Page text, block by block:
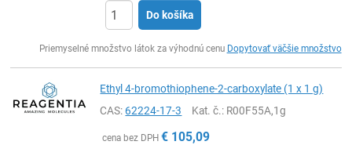
Do košíka
Priemyselné množstvo látok za výhodnú cenu Dopytovať väčšie množstvo
Ethyl 4-bromothiophene-2-carboxylate (1 x 1 g)
CAS:62224-17-3 Kat. č.: R00F55A,1g
cena bez DPH € 105,09